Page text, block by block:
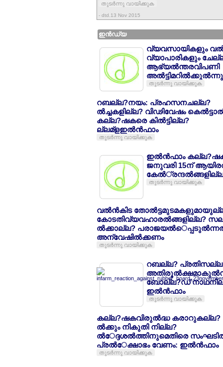
തുടര്‍ന്നു വായിക്കുക
- dtd.13 Nov 2015
ഇന്‍ഡ്യ
വ്യവസായികളും
വ്യാപാരികളും
ആഭ്യല്‍ന്തരവിപണി
തുടര്‍ന്നു വായിക്കുക
റബല്ല?നയം: പ്രഹസനചല്ല?
ല്‍ച്ചകളില്ല? വിഢിവേഷം
കല്ല?ഷകരെ കില്‍ട്ടില്ല?
ല്ലമ്ളഇല്‍ന്‍ഫാം
തുടര്‍ന്നു വായിക്കുക
ഇല്‍ന്‍ഫാം
ജനുവരി 15ന്
തുടര്‍ന്നു വായിക്കുക
വല്‍ന്‍കിട
കോടതിവ്യവഹാരല്‍ങ്ങളില്ല?
ല്‍ക്കാല്ല?
അന്വേഷില്‍ക്കണം
തുടര്‍ന്നു വായിക്കുക
റബല്ല?
ബോല്ല?ഡ്
ഇല്‍ന്‍ഫാം
തുടര്‍ന്നു വായിക്കുക
കല്ല?ഷകവിരുല്‍ദ്ധ കരാറുകല്ല?
ല്‍ക്കും നികുതി നില്ല?
ല്‍േദ്ദശല്‍ത്തിനുമെതിരെ
പ്രല്‍േക്ഷാഭം വേണം: ഇല്‍ന്‍ഫാം
തുടര്‍ന്നു വായിക്കുക